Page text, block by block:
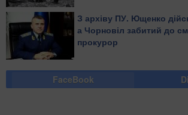
З архіву ПУ. Ющенко
а Чорновіл забитий до
прокурор
FaceBook